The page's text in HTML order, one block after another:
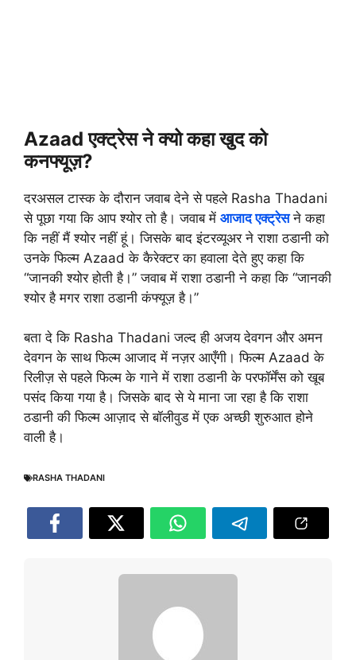
Azaad एक्ट्रेस ने क्यो कहा खुद को
कनफ्यूज़?
दरअसल टास्क के दौरान जवाब देने से पहले Rasha Thadani
से पूछा गया कि आप श्योर तो है। जवाब में आजाद एक्ट्रेसने कहा
कि नहीं मैं श्योर नहीं हूं। जिसके बाद इंटरव्यूअर ने राशा ठडानी को
उनके फिल्म Azaad के कैरेक्टर का हवाला देते हुए कहा कि
“जानकी श्योर होती है।” जवाब में राशा ठडानी ने कहा कि “जानकी
श्योर है मगर राशा ठडानी कंफ्यूज़ है।”
बता दे कि Rasha Thadani जल्द ही अजय देवगन और अमन
देवगन के साथ फिल्म आजाद में नज़र आएँगी। फिल्म Azaad के
रिलीज़ से पहले फिल्म के गाने में राशा ठडानी के परफॉर्मेंस को खूब
पसंद किया गया है। जिसके बाद से ये माना जा रहा है कि राशा
ठडानी की फिल्म आज़ाद से बॉलीवुड में एक अच्छी शुरुआत होने
वाली है।
RASHA THADANI